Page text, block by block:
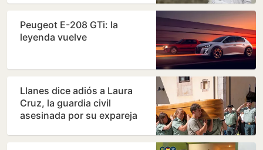
Peugeot E-208 GTi: la
leyenda vuelve
Llanes dice adiós a Laura
Cruz, la guardia civil
asesinada por su expareja